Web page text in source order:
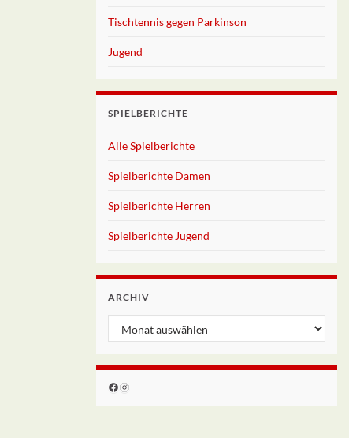
Tischtennis gegen Parkinson
Jugend
SPIELBERICHTE
Alle Spielberichte
Spielberichte Damen
Spielberichte Herren
Spielberichte Jugend
ARCHIV
Archiv
Facebook
Instagram